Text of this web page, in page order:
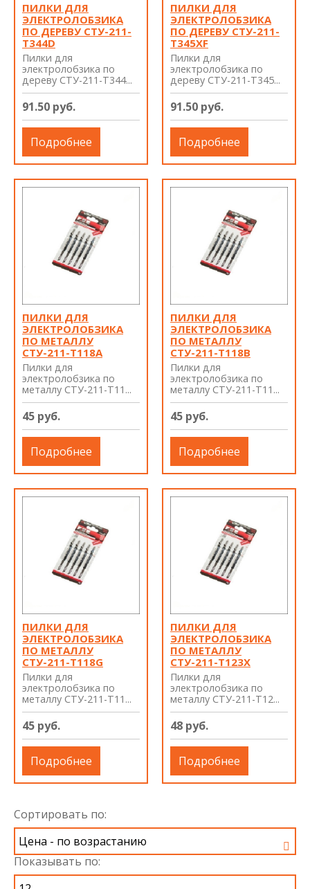
ПИЛКИ ДЛЯ
ЭЛЕКТРОЛОБЗИКА
ПО ДЕРЕВУ СТУ-211-
Т344D
Пилки для
электролобзика по
дереву СТУ-211-Т344...
91.50 руб.
Подробнее
ПИЛКИ ДЛЯ
ЭЛЕКТРОЛОБЗИКА
ПО ДЕРЕВУ СТУ-211-
Т345XF
Пилки для
электролобзика по
дереву СТУ-211-Т345...
91.50 руб.
Подробнее
ПИЛКИ ДЛЯ
ЭЛЕКТРОЛОБЗИКА
ПО МЕТАЛЛУ
СТУ-211-T118А
Пилки для
электролобзика по
металлу СТУ-211-T11...
45 руб.
Подробнее
ПИЛКИ ДЛЯ
ЭЛЕКТРОЛОБЗИКА
ПО МЕТАЛЛУ
СТУ-211-T118В
Пилки для
электролобзика по
металлу СТУ-211-T11...
45 руб.
Подробнее
ПИЛКИ ДЛЯ
ЭЛЕКТРОЛОБЗИКА
ПО МЕТАЛЛУ
СТУ-211-T118G
Пилки для
электролобзика по
металлу СТУ-211-T11...
45 руб.
Подробнее
ПИЛКИ ДЛЯ
ЭЛЕКТРОЛОБЗИКА
ПО МЕТАЛЛУ
СТУ-211-Т123X
Пилки для
электролобзика по
металлу СТУ-211-Т12...
48 руб.
Подробнее
Сортировать по:
Показывать по: